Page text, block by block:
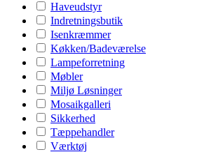
Haveudstyr
Indretningsbutik
Isenkræmmer
Køkken/Badeværelse
Lampeforretning
Møbler
Miljø Løsninger
Mosaikgalleri
Sikkerhed
Tæppehandler
Værktøj